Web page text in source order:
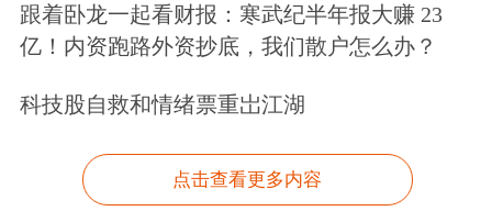
款的通知提出，在芜湖市首次申请住房
公积金贷款购买自住新建商品住房的，
可申请提取本人住房公积金账户余额支
付购房首付款。
跟着卧龙一起看财报：寒武纪半年报大赚 23
亿！内资跑路外资抄底，我们散户怎么办？
科技股自救和情绪票重岀江湖
点击查看更多内容